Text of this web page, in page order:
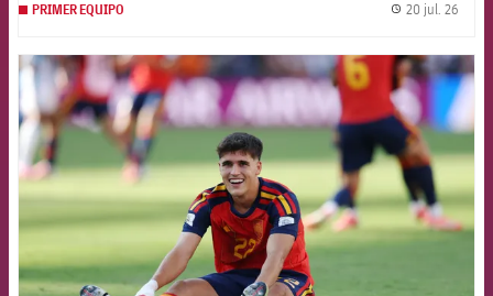
PRIMER EQUIPO 20 jul. 26
FCB Barcelona badge